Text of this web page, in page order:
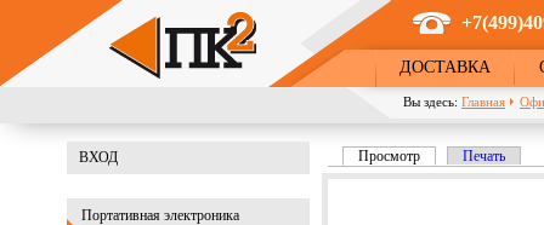
Перейти к основному содержанию
ДОСТАВКА
Вы здесь: Главная
ВХОД
Портативная электроника
Главные вкладки
Просмотр (активная вкладка)
Печать